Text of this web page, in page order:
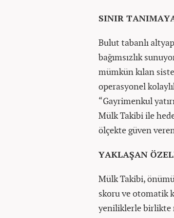
SINIR
Bulut tabanlı
bağımsızlık
mümkün kılan
operasyonel
“Gayrimenkul
Mülk Takibi ile
ölçekte güven
YAKLAŞAN
Mülk Takibi,
skoru ve otomatik
yeniliklerle birlikte